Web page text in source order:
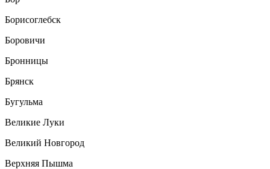
Борисоглебск
Боровичи
Бронницы
Брянск
Бугульма
Великие Луки
Великий Новгород
Верхняя Пышма